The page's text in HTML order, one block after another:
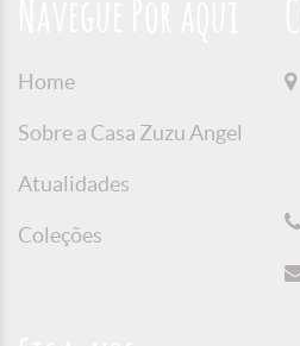
Home
Sobre a Casa Zuzu Angel
Atualidades
Coleções